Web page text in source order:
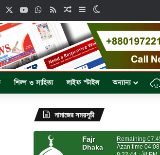
YouTubeWhatsApp
RSSRandom Article
Sidebar
শিল্প ও সাহিত্য লাইফ স্টাইল অন্যান্য
নামাজের সময়সূচী